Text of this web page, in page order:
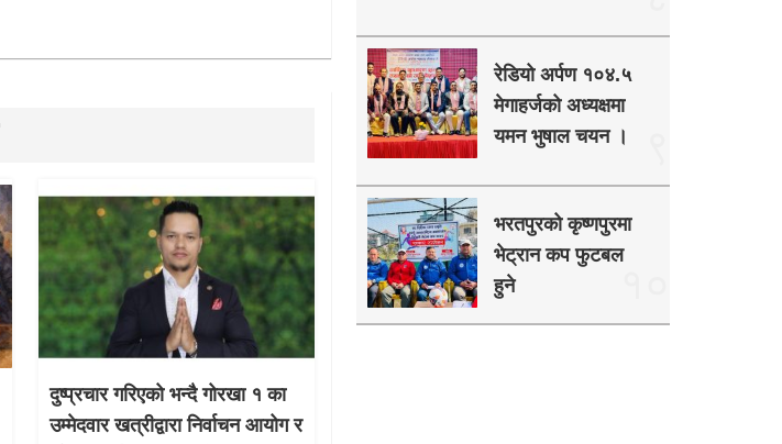
दुष्प्रचार गरिएको भन्दै गोरखा १ का
उम्मेदवार खत्रीद्वारा निर्वाचन आयोग र
रेडियो अर्पण १०४.५
मेगाहर्जको अध्यक्षमा
यमन भुषाल चयन ।
भरतपुरको कृष्णपुरमा
भेट्रान कप फुटबल
हुने